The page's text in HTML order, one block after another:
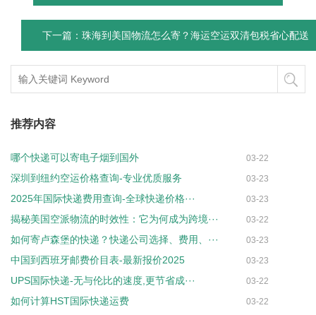
下一篇：珠海到美国物流怎么寄？海运空运双清包税省心配送
推荐内容
哪个快递可以寄电子烟到国外 03-22
深圳到纽约空运价格查询-专业优质服务 03-23
2025年国际快递费用查询-全球快递价格··· 03-23
揭秘美国空派物流的时效性：它为何成为跨境··· 03-22
如何寄卢森堡的快递？快递公司选择、费用、··· 03-23
中国到西班牙邮费价目表-最新报价2025 03-23
UPS国际快递-无与伦比的速度,更节省成··· 03-22
如何计算HST国际快递运费 03-22